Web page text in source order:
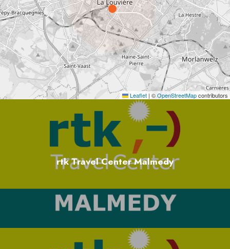
Leaflet | ©OpenStreetMapcontributors
rtk Travel Center Malmedy